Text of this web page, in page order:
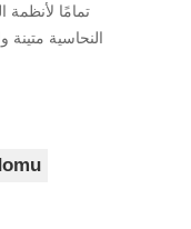
تمامًا لأنظمة
النحاسية